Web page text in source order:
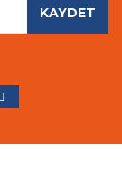
KAYDET